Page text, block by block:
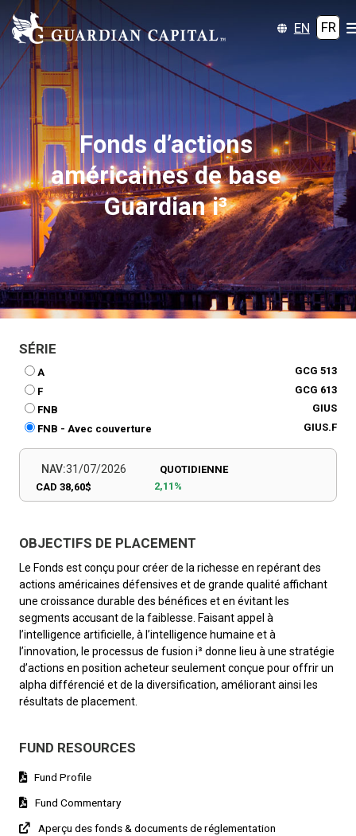
EN FR
Fonds d’actions
américaines de base
Guardian i³
SÉRIE
A
GCG 513
F
GCG 613
FNB
GIUS
FNB - Avec couverture
GIUS.F
NAV:31/07/2026
CAD 38,60$
QUOTIDIENNE
2,11%
OBJECTIFS DE PLACEMENT
Le Fonds est conçu pour créer de la richesse en repérant des
actions américaines défensives et de grande qualité affichant
une croissance durable des bénéfices et en évitant les
segments accusant de la faiblesse. Faisant appel à
l’intelligence artificielle, à l’intelligence humaine et à
l’innovation, le processus de fusion i³ donne lieu à une stratégie
d’actions en position acheteur seulement conçue pour offrir un
alpha différencié et de la diversification, améliorant ainsi les
résultats de placement.
FUND RESOURCES
Fund Profile
Fund Commentary
Aperçu des fonds & documents de réglementation